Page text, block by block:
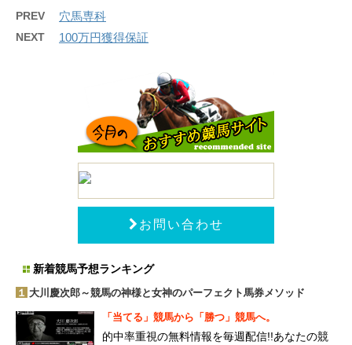
PREV 穴馬専科
NEXT 100万円獲得保証
お問い合わせ
新着競馬予想ランキング
１ 大川慶次郎～競馬の神様と女神のパーフェクト馬券メソッド
「当てる」競馬から「勝つ」競馬へ。
的中率重視の無料情報を毎週配信!!あなたの競